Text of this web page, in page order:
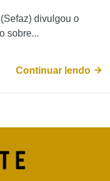
divulgou o
sobre...
Continuar lendo